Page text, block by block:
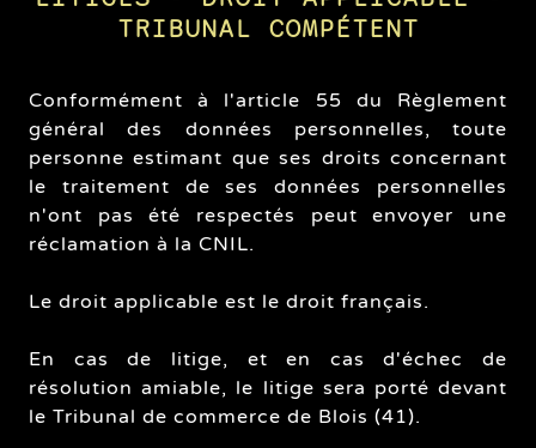
TRIBUNAL COMPÉTENT
Conformément à l'article 55 du Règlement
général des données personnelles, toute
personne estimant que ses droits concernant
le traitement de ses données personnelles
n'ont pas été respectés peut envoyer une
réclamation à la CNIL.
Le droit applicable est le droit français.
En cas de litige, et en cas d'échec de
résolution amiable, le litige sera porté devant
le Tribunal de commerce de Blois (41).